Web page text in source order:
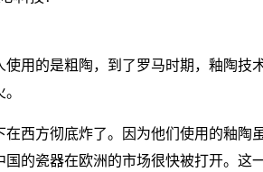
用的是粗陶，到了罗马时期，釉陶技
西方彻底炸了。因为他们使用的釉陶
的瓷器在欧洲的市场很快被打开。这